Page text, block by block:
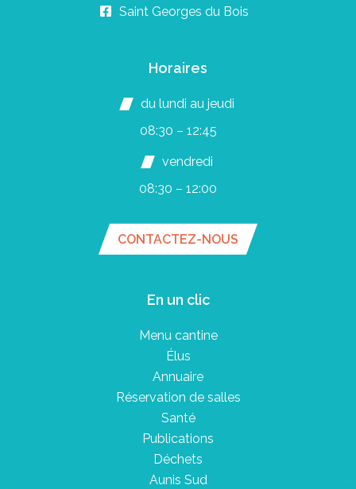
Saint Georges du Bois
Horaires
du lundi au jeudi
08:30 – 12:45
vendredi
08:30 – 12:00
CONTACTEZ-NOUS
En un clic
Menu cantine
Élus
Annuaire
Réservation de salles
Santé
Publications
Déchets
Aunis Sud